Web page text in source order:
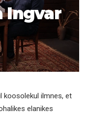
Ingvar
koosolekul ilmnes, et
elanikes